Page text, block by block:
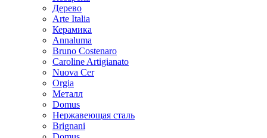
Дерево
Arte Italia
Керамика
Annaluma
Bruno Costenaro
Caroline Artigianato
Nuova Cer
Orgia
Металл
Domus
Нержавеющая сталь
Brignani